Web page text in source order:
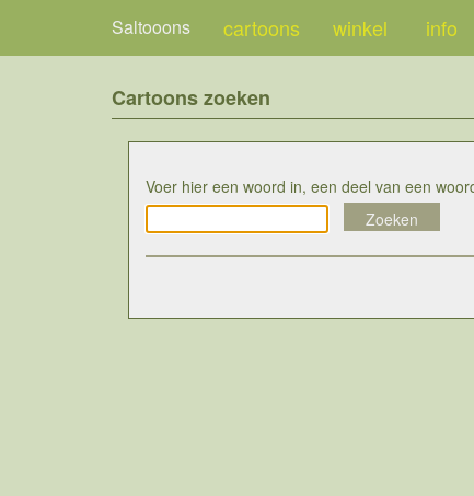
Saltooons cartoons winkel info
Cartoons zoeken
Voer hier een woord in, een deel van een